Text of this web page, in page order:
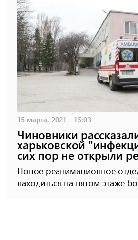
15 марта, 2021 - 15:03
Чиновники
харьковской
сих пор не открыли
Новое реанимационное
находиться на пятом этаже